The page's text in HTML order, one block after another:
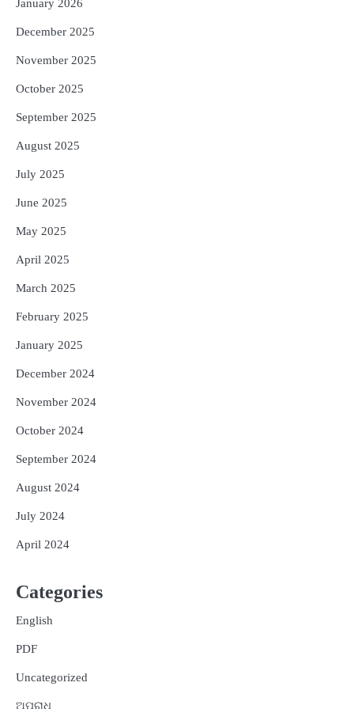
January 2026
December 2025
November 2025
October 2025
September 2025
August 2025
July 2025
June 2025
May 2025
April 2025
March 2025
February 2025
January 2025
December 2024
November 2024
October 2024
September 2024
August 2024
July 2024
April 2024
Categories
English
PDF
Uncategorized
ଅପରାଧ